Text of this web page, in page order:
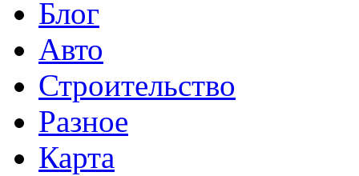
Блог
Авто
Строительство
Разное
Карта